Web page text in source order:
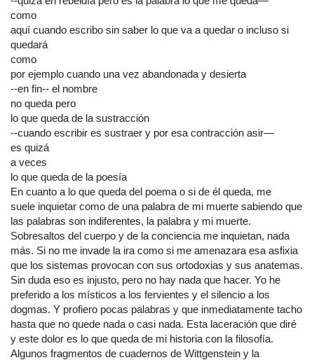
como
aquí cuando escribo sin saber lo que va a quedar o incluso si
quedará
como
por ejemplo cuando una vez abandonada y desierta
--en fin-- el nombre
no queda pero
lo que queda de la sustracción
--cuando escribir es sustraer y por esa contracción asir—
es quizá
a veces
lo que queda de la poesía
En cuanto a lo que queda del poema o si de él queda, me
suele inquietar como de una palabra de mi muerte sabiendo que
las palabras son indiferentes, la palabra y mi muerte.
Sobresaltos del cuerpo y de la conciencia me inquietan, nada
más. Si no me invade la ira como si me amenazara esa asfixia
que los sistemas provocan con sus ortodoxias y sus anatemas.
Sin duda eso es injusto, pero no hay nada que hacer. Yo he
preferido a los místicos a los fervientes y el silencio a los
dogmas. Y profiero pocas palabras y que inmediatamente tacho
hasta que no quede nada o casi nada. Esta laceración que diré
y este dolor es lo que queda de mi historia con la filosofía.
Algunos fragmentos de cuadernos de Wittgenstein y la